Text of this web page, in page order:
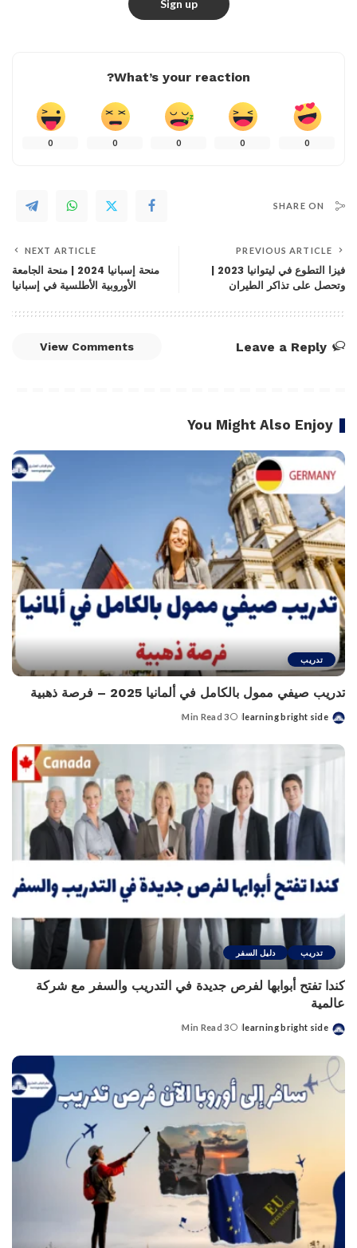
What’s your reaction?
0
0
0
0
0
SHARE ON
PREVIOUS ARTICLE
وتحصل على تذاكر الطيران
NEXT ARTICLE
منحة إسبانيا 2024 | منحة الجامعة
الأوروبية الأطلسية في إسبانيا
Leave a Reply
View Comments
You Might Also Enjoy
تدريب
تدريب صيفي ممول بالكامل في ألمانيا 2025 – فرصة ذهبية
Posted
learning bright side
3 Min Read
تدريب دليل السفر
كندا تفتح أبوابها لفرص جديدة في التدريب والسفر مع شركة
عالمية
Posted
learning bright side
3 Min Read